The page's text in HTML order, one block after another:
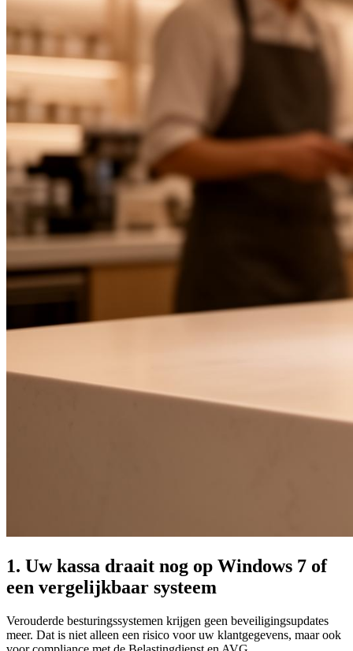
1. Uw kassa draait nog op Windows 7 of
een vergelijkbaar systeem
Verouderde besturingssystemen krijgen geen beveiligingsupdates
meer. Dat is niet alleen een risico voor uw klantgegevens, maar ook